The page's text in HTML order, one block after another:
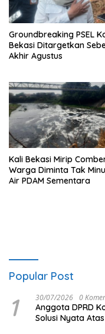
Groundbreaking PSEL
Bekasi Ditargetkan
Akhir Agustus
Kali Bekasi Mirip
Warga Diminta Tak
Air PDAM Sementara
Popular Post
1 30/07/2026 0
Anggota DPRD
Solusi Nyata